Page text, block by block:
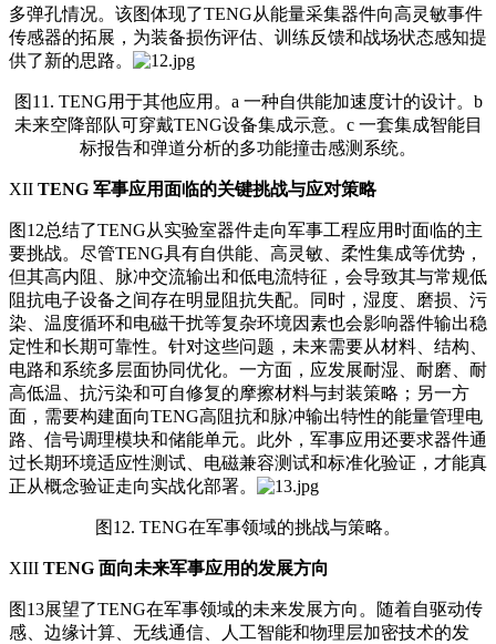
多弹孔情况。该图体现了TENG从能量采集器件向高灵敏事件
传感器的拓展，为装备损伤评估、训练反馈和战场状态感知提
供了新的思路。
图11. TENG用于其他应用。a 一种自供能加速度计的设计。b
未来空降部队可穿戴TENG设备集成示意。c 一套集成智能目
标报告和弹道分析的多功能撞击感测系统。
XII TENG 军事应用面临的关键挑战与应对策略
图12总结了TENG从实验室器件走向军事工程应用时面临的主
要挑战。尽管TENG具有自供能、高灵敏、柔性集成等优势，
但其高内阻、脉冲交流输出和低电流特征，会导致其与常规低
阻抗电子设备之间存在明显阻抗失配。同时，湿度、磨损、污
染、温度循环和电磁干扰等复杂环境因素也会影响器件输出稳
定性和长期可靠性。针对这些问题，未来需要从材料、结构、
电路和系统多层面协同优化。一方面，应发展耐湿、耐磨、耐
高低温、抗污染和可自修复的摩擦材料与封装策略；另一方
面，需要构建面向TENG高阻抗和脉冲输出特性的能量管理电
路、信号调理模块和储能单元。此外，军事应用还要求器件通
过长期环境适应性测试、电磁兼容测试和标准化验证，才能真
正从概念验证走向实战化部署。
图12. TENG在军事领域的挑战与策略。
XIII TENG 面向未来军事应用的发展方向
图13展望了TENG在军事领域的未来发展方向。随着自驱动传
感、边缘计算、无线通信、人工智能和物理层加密技术的发